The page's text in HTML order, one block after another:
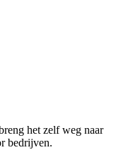
het zelf weg naar
bedrijven.